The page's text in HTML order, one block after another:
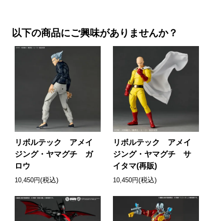
以下の商品にご興味がありませんか？
リボルテック アメイ
ジング・ヤマグチ ガ
ロウ
10,450円(税込)
リボルテック アメイ
ジング・ヤマグチ サ
イタマ(再販)
10,450円(税込)